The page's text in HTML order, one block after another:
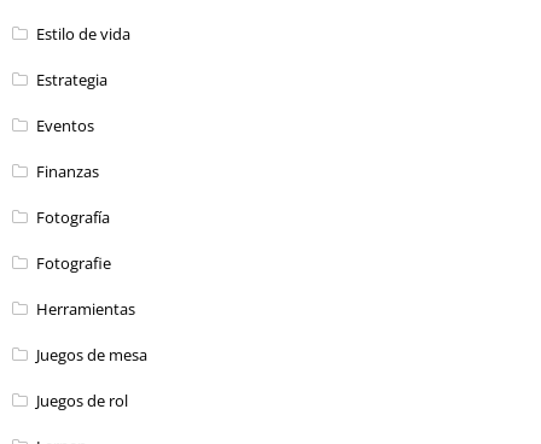
Estilo de vida
Estrategia
Eventos
Finanzas
Fotografía
Fotografie
Herramientas
Juegos de mesa
Juegos de rol